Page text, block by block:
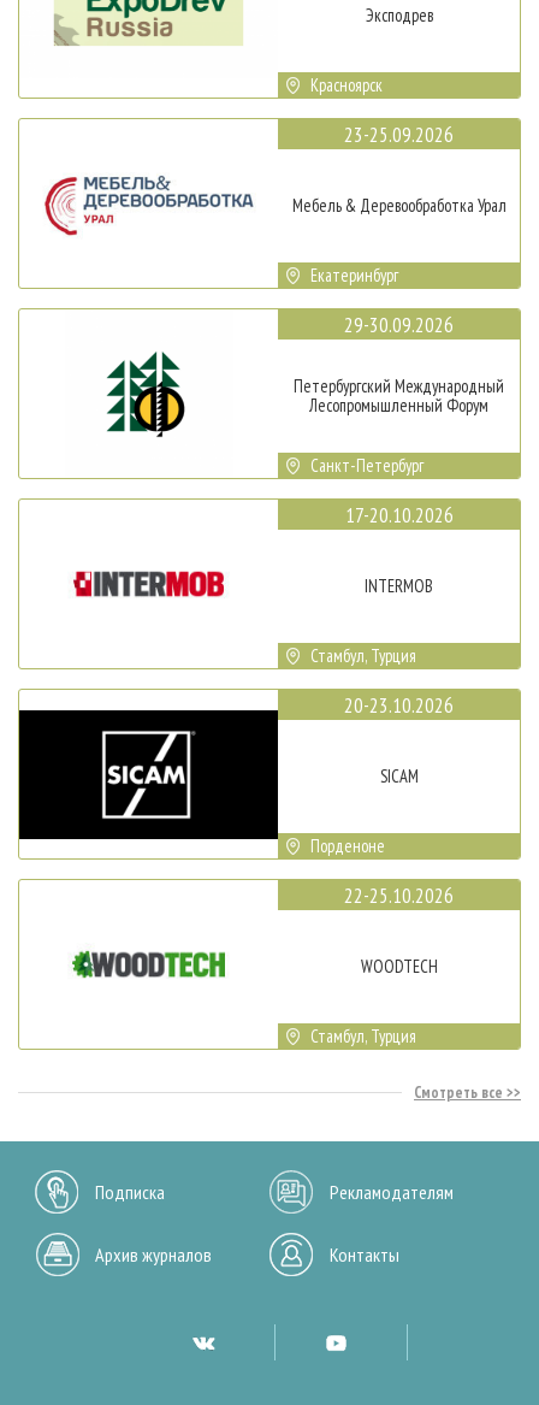
Эксподрев
Красноярск
23-25.09.2026
Мебель & Деревообработка Урал
Екатеринбург
29-30.09.2026
Петербургский Международный
Лесопромышленный Форум
Санкт-Петербург
17-20.10.2026
INTERMOB
Стамбул, Турция
20-23.10.2026
SICAM
Порденоне
22-25.10.2026
WOODTECH
Стамбул, Турция
Смотреть все
Подписка Рекламодателям
Архив журналов Контакты